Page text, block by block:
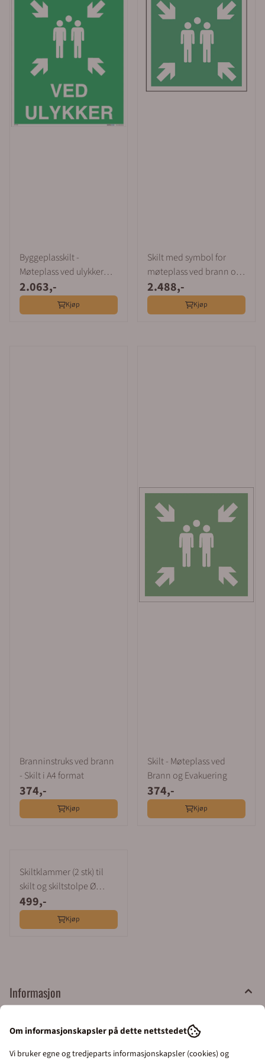
faktura blir sendt på e-post etter levering Enkel
bestilling og rask levering fra Merkefabrikken Det er
enkelt å bestille produkter i vår nettbutikk. Legg varene
i handlekurven, klikk på handlekurv-symbolet oppe til
høyre og kontroller bestillingen. Gå videre til kassen.
Alle med et organisasjonsnummer (bedrifter, borettslag,
kommuner o.l) får tilsendt faktura med 30 dagers
betalingsfrist på EHF eller e-post. Privatpersoner sjekker
ut av butikken via Klarna eller Vipps. Forventet
leveringstid fra oss er ca 1 uke. Haster det med
leveringen kan vi sende med bedriftspakke over natt,
Byggeplasskilt -
Møteplass ved ulykker
400x600mm
2.063,-
Kjøp
Skilt med symbol for
møteplass ved brann og
evakuering
2.488,-
Kjøp
Branninstruks ved brann
- Skilt i A4 format
374,-
Kjøp
Skilt - Møteplass ved
Brann og Evakuering
374,-
Kjøp
Om informasjonskapsler på dette nettstedet
Vi bruker egne og tredjeparts informasjonskapsler (cookies) og